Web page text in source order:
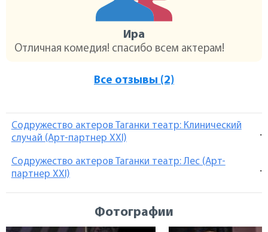
Отличная комедия! спасибо всем актерам!
Ира
Все отзывы (2)
Содружество актеров Таганки театр: Клинический
случай (Арт-партнер XXI)
.
Содружество актеров Таганки театр: Лес (Арт-
партнер XXI)
.
Фотографии